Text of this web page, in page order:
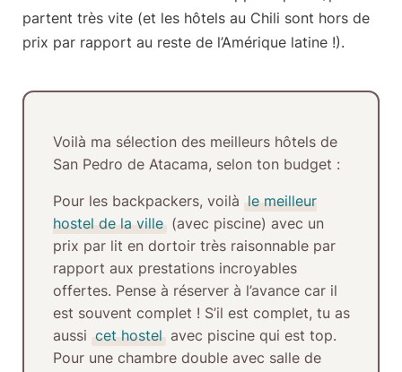
partent très vite (et les hôtels au Chili sont hors de
prix par rapport au reste de l’Amérique latine !).
Voilà ma sélection des meilleurs hôtels de
San Pedro de Atacama, selon ton budget :
Pour les backpackers, voilà le meilleur
hostel de la ville (avec piscine) avec un
prix par lit en dortoir très raisonnable par
rapport aux prestations incroyables
offertes. Pense à réserver à l’avance car il
est souvent complet ! S’il est complet, tu as
aussi cet hostel avec piscine qui est top.
Pour une chambre double avec salle de